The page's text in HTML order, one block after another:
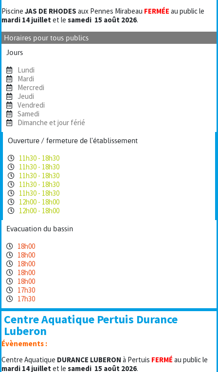
Piscine JAS DE RHODES aux Pennes Mirabeau FERMÉE au public le
mardi 14 juilletet le samedi 15 août 2026.
Horaires pour tous publics
Jours
Lundi
Mardi
Mercredi
Jeudi
Vendredi
Samedi
Dimanche et jour férié
Ouverture / fermeture de l'établissement
11h30 - 18h30
11h30 - 18h30
11h30 - 18h30
11h30 - 18h30
11h30 - 18h30
12h00 - 18h00
12h00 - 18h00
Evacuation du bassin
18h00
18h00
18h00
18h00
18h00
17h30
17h30
Centre Aquatique Pertuis Durance
Luberon
Évènements :
Centre Aquatique DURANCE LUBERON à Pertuis FERMÉ au public le
mardi 14 juilletet le samedi 15 août 2026.